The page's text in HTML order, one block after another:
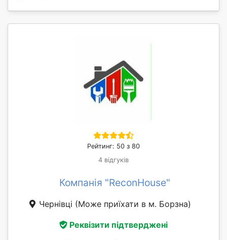
Рейтинг: 50 з 80
4 відгуків
Компанія "ReconHouse"
Чернівці (Може приїхати в м. Борзна)
Реквізити підтверджені